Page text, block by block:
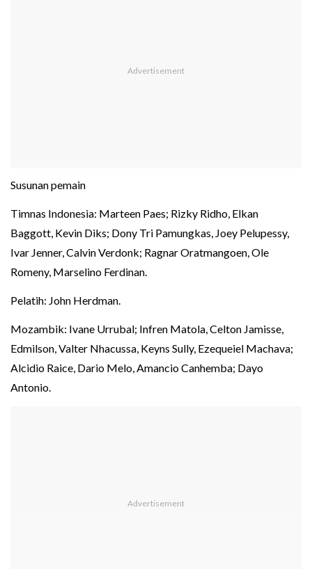
Susunan pemain
Timnas Indonesia: Marteen Paes; Rizky Ridho, Elkan
Baggott, Kevin Diks; Dony Tri Pamungkas, Joey Pelupessy,
Ivar Jenner, Calvin Verdonk; Ragnar Oratmangoen, Ole
Romeny, Marselino Ferdinan.
Pelatih: John Herdman.
Mozambik: Ivane Urrubal; Infren Matola, Celton Jamisse,
Edmilson, Valter Nhacussa, Keyns Sully, Ezequeiel Machava;
Alcidio Raice, Dario Melo, Amancio Canhemba; Dayo
Antonio.